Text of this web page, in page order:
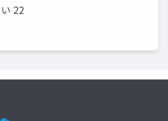
22